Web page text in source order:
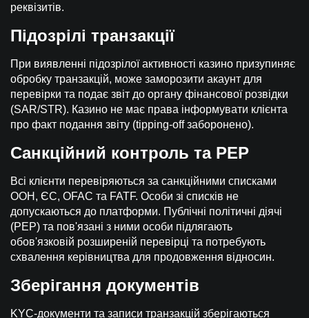
реквізитів.
Підозрілі транзакції
При виявленні підозрілої активності казино призупиняє
обробку транзакцій, може заморозити акаунт для
перевірки та подає звіт до органу фінансової розвідки
(SAR/STR). Казино не має права інформувати клієнта
про факт подання звіту (tipping-off заборонено).
Санкційний контроль та PEP
Всі клієнти перевіряються за санкційними списками
ООН, ЄС, OFAC та FATF. Особи зі списків не
допускаються до платформи. Публічні політичні діячі
(PEP) та пов'язані з ними особи підлягають
обов'язковій розширеній перевірці та потребують
схвалення керівництва для продовження відносин.
Зберігання документів
KYC-документи та записи транзакцій зберігаються